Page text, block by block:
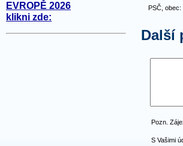
EVROPĚ 2026
klikni zde:
PSČ, obec:
Další
Pozn.
S Vašimi